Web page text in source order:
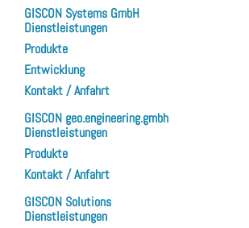
GISCON Systems GmbH
Dienstleistungen
Produkte
Entwicklung
Kontakt / Anfahrt
GISCON geo.engineering.gmbh
Dienstleistungen
Produkte
Kontakt / Anfahrt
GISCON Solutions
Dienstleistungen